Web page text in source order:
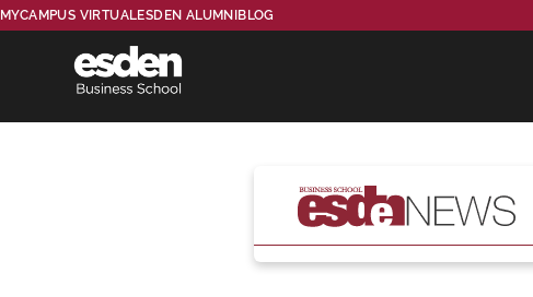
MYCAMPUS VIRTUALESDEN ALUMNI BLOG